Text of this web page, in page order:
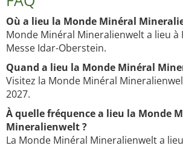
Où a lieu la Monde Minéral
Monde Minéral Mineralienwelt a lieu à
Messe Idar-Oberstein.
Quand a lieu la Monde Minéral
Visitez la Monde Minéral
2027.
À quelle fréquence a lieu la Monde
Mineralienwelt ?
La Monde Minéral Mineralienwelt a